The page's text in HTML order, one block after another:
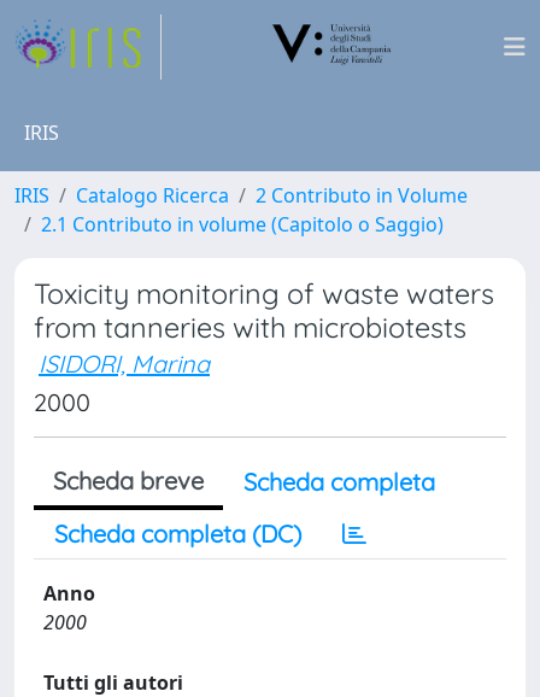
IRIS
IRIS Catalogo Ricerca
2 Contributo in Volume
2.1 Contributo in volume (Capitolo o Saggio)
Toxicity monitoring of waste waters
from tanneries with microbiotests
ISIDORI, Marina
2000
Scheda breve
Scheda completa
Scheda completa (DC)
Anno
2000
Tutti gli autori